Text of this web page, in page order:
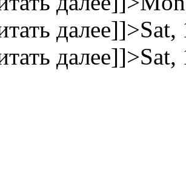
далее]]>Sat,
далее]]>Sat,